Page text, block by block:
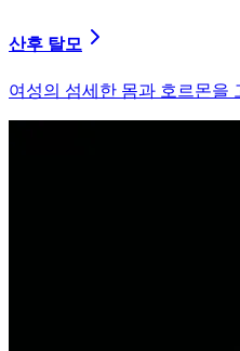
산후 탈모
여성의 섬세한 몸과 호르몬을